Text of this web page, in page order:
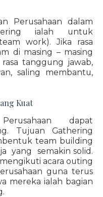
Perusahaan dalam
ialah untuk
work). Jika rasa
di masing – masing
tanggung jawab,
saling membantu,
Kuat
dapat
Tujuan Gathering
team building
yang semakin solid.
acara outing
guna terus
mereka ialah bagian